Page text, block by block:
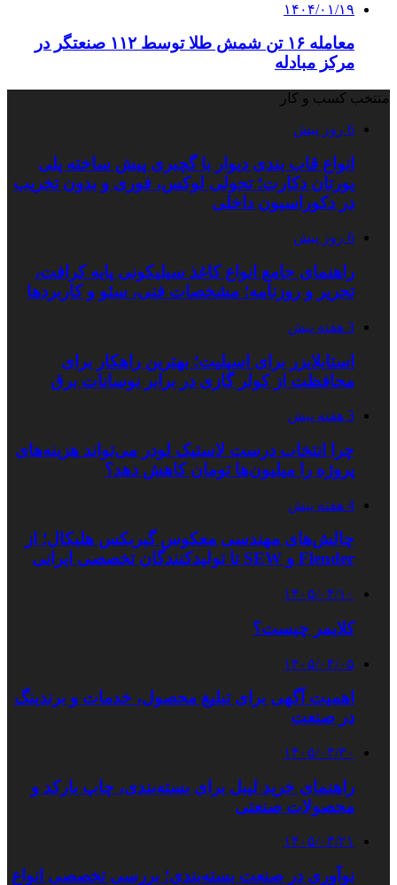
۱۴۰۴/۰۱/۱۹
معامله ۱۶ تن شمش طلا توسط ۱۱۲ صنعتگر در
مرکز مبادله
منتخب کسب و کار
6 روز پیش
انواع قاب بندی دیوار با گچبری پیش ساخته پلی
یورتان دکارت؛ تحولی لوکس، فوری و بدون تخریب
در دکوراسیون داخلی
6 روز پیش
راهنمای جامع انواع کاغذ سیلیکونی پایه کرافت،
تحریر و روزنامه؛ مشخصات فنی، سئو و کاربردها
3 هفته پیش
استابلایزر برای اسپلیت؛ بهترین راهکار برای
محافظت از کولر گازی در برابر نوسانات برق
3 هفته پیش
چرا انتخاب درست لاستیک لودر می‌تواند هزینه‌های
پروژه را میلیون‌ها تومان کاهش دهد؟
4 هفته پیش
چالش‌های مهندسی معکوس گیربکس هلیکال؛ از
Flender و SEW تا تولیدکنندگان تخصصی ایرانی
۱۴۰۵/۰۴/۱۰
کلایمر چیست؟
۱۴۰۵/۰۴/۰۵
اهمیت آگهی برای تبلیغ محصول، خدمات و برندینگ
در صنعت
۱۴۰۵/۰۳/۳۰
راهنمای خرید لیبل برای بسته‌بندی، چاپ بارکد و
محصولات صنعتی
۱۴۰۵/۰۳/۲۱
نوآوری در صنعت بسته‌بندی؛ بررسی تخصصی انواع